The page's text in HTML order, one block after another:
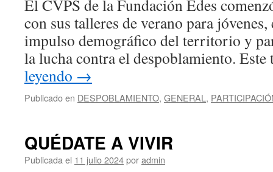
El CVPS de la Fundación Edes
con sus talleres de verano para
impulso demográfico del territorio y
la lucha contra el despoblamiento.
leyendo →
Publicado en DESPOBLAMIENTO, GENERAL ,
QUÉDATE A VIVIR
Publicada el 11 julio 2024poradmin